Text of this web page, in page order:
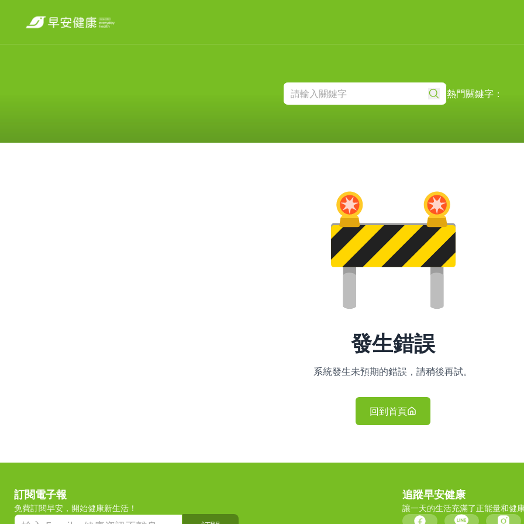
熱門關鍵字：
發生錯誤
系統發生未預期的錯誤，請稍後再試。
回到首頁
訂閱電子報
免費訂閱早安，開始健康新生活！
追蹤早安健康
讓一天的生活充滿了正能量和健